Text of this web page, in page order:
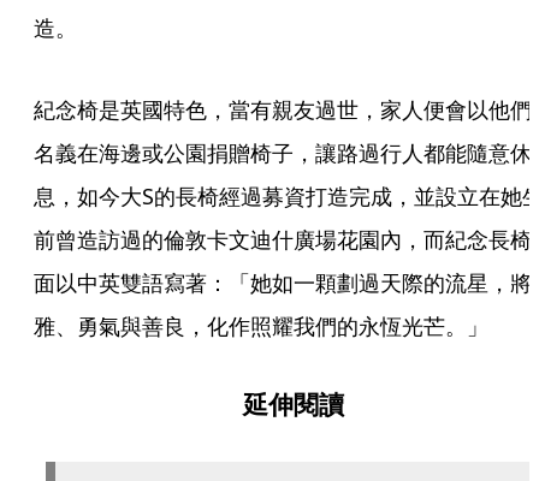
造。
紀念椅是英國特色，當有親友過世，家人便會以他們
名義在海邊或公園捐贈椅子，讓路過行人都能隨意休
息，如今大S的長椅經過募資打造完成，並設立在她
前曾造訪過的倫敦卡文迪什廣場花園內，而紀念長椅
面以中英雙語寫著：「她如一顆劃過天際的流星，將
雅、勇氣與善良，化作照耀我們的永恆光芒。」
延伸閱讀